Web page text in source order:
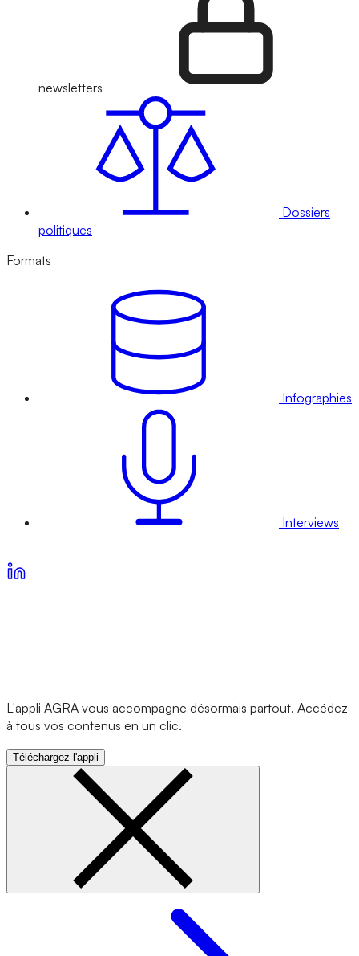
newsletters
Dossiers
politiques
Formats
Infographies
Interviews
L'appli AGRA vous accompagne désormais partout. Accédez
à tous vos contenus en un clic.
Téléchargez l'appli